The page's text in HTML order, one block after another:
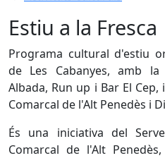
Estiu a la Fresca
Programa cultural d'estiu
de Les Cabanyes, amb la
Albada, Run up i Bar El
Comarcal de l'Alt Penedès i
És una iniciativa del
Comarcal de l'Alt